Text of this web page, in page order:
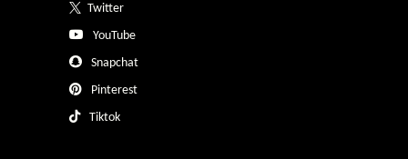
Twitter
YouTube
Snapchat
Pinterest
Tiktok